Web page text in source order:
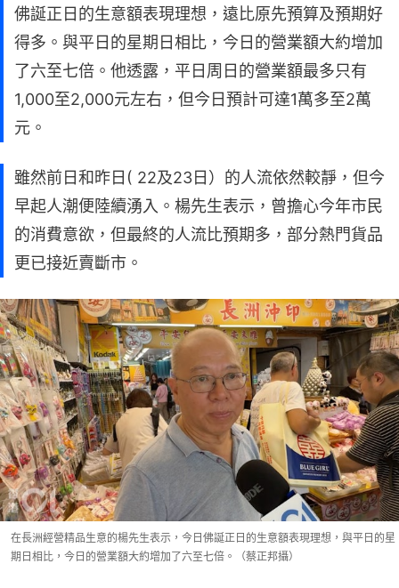
佛誕正日的生意額表現理想，遠比原先預算及預期好
得多。與平日的星期日相比，今日的營業額大約增加
了六至七倍。他透露，平日周日的營業額最多只有
1,000至2,000元左右，但今日預計可達1萬多至2萬
元。
雖然前日和昨日( 22及23日）的人流依然較靜，但今
早起人潮便陸續湧入。楊先生表示，曾擔心今年市民
的消費意欲，但最終的人流比預期多，部分熱門貨品
更已接近賣斷市。
在長洲經營精品生意的楊先生表示，今日佛誕正日的生意額表現理想，與平日的星
期日相比，今日的營業額大約增加了六至七倍。（蔡正邦攝）